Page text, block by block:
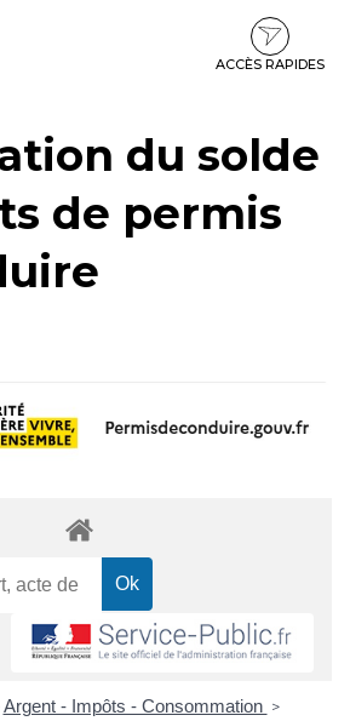
ACCÈS RAPIDES
du solde
de permis
Argent - Impôts - Consommation >